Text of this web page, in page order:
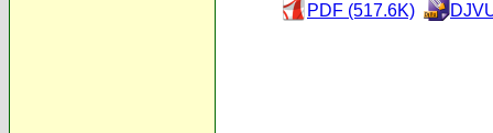
PDF (517.6K)